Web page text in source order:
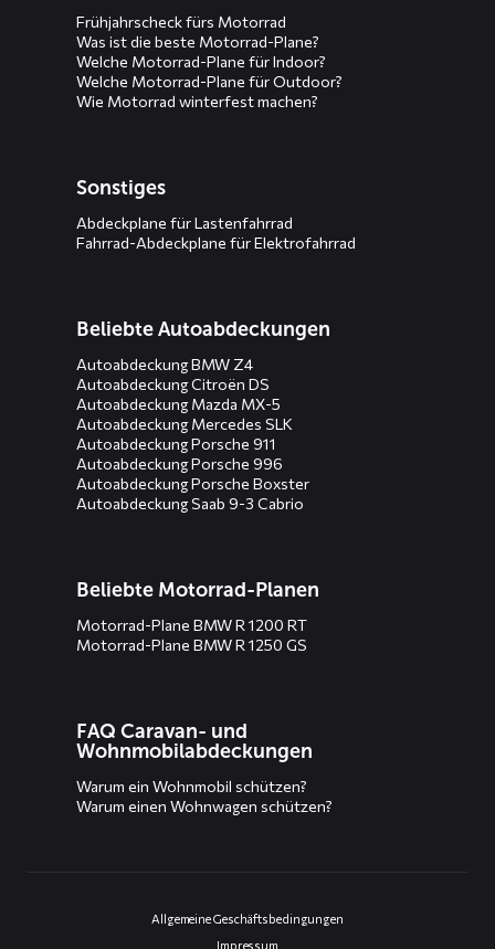
Frühjahrscheck fürs Motorrad
Was ist die beste Motorrad-Plane?
Welche Motorrad-Plane für Indoor?
Welche Motorrad-Plane für Outdoor?
Wie Motorrad winterfest machen?
Sonstiges
Abdeckplane für Lastenfahrrad
Fahrrad-Abdeckplane für Elektrofahrrad
Beliebte Autoabdeckungen
Autoabdeckung BMW Z4
Autoabdeckung Citroën DS
Autoabdeckung Mazda MX-5
Autoabdeckung Mercedes SLK
Autoabdeckung Porsche 911
Autoabdeckung Porsche 996
Autoabdeckung Porsche Boxster
Autoabdeckung Saab 9-3 Cabrio
Beliebte Motorrad-Planen
Motorrad-Plane BMW R 1200 RT
Motorrad-Plane BMW R 1250 GS
FAQ Caravan- und
Wohnmobilabdeckungen
Warum ein Wohnmobil schützen?
Warum einen Wohnwagen schützen?
Allgemeine Geschäftsbedingungen
Impressum